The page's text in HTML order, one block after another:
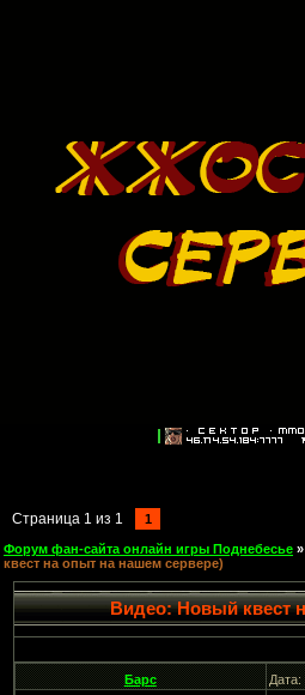
Страница 1 из 1 1
Форум фан-сайта онлайн игры Поднебесье »
квест на опыт на нашем сервере)
Видео: Новый квест
Барс Дата: